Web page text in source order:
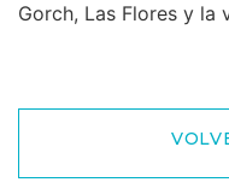
Gorch, Las Flores y la